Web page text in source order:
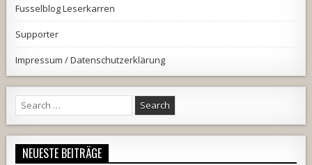
Fusselblog Leserkarren
Supporter
Impressum / Datenschutzerklärung
Search
for:
NEUESTE BEITRÄGE